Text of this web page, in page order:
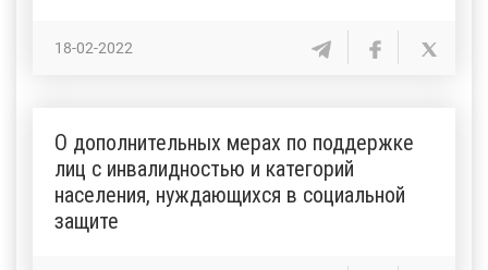
18-02-2022
О дополнительных мерах по поддержке
лиц с инвалидностью и категорий
населения, нуждающихся в социальной
защите